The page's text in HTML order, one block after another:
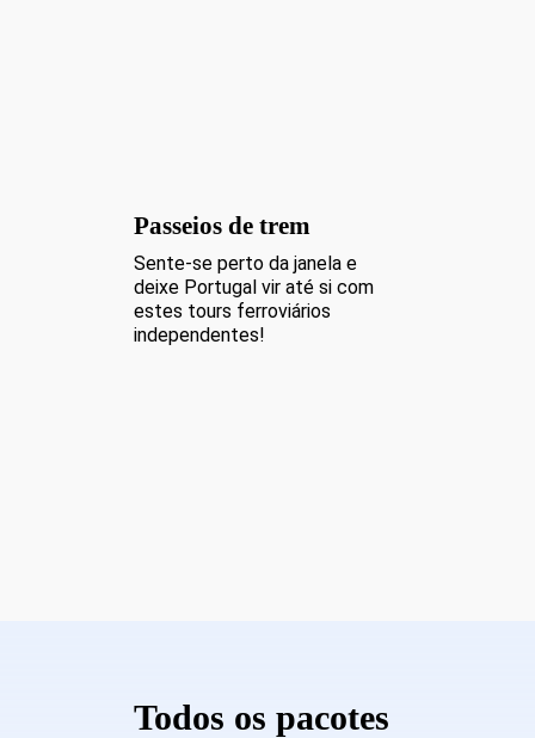
Passeios de trem
Sente-se perto da janela e
deixe Portugal vir até si com
estes tours ferroviários
independentes!
Todos os pacotes